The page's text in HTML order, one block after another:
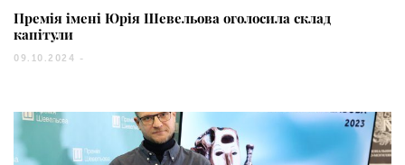
Премія імені Юрія Шевельова оголосила склад
капітули
09.10.2024 -